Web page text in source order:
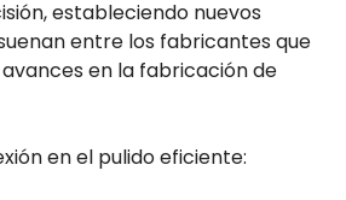
estableciendo nuevos
entre los fabricantes que
en la fabricación de
en el pulido eficiente: